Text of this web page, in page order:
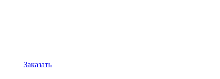
Заказать